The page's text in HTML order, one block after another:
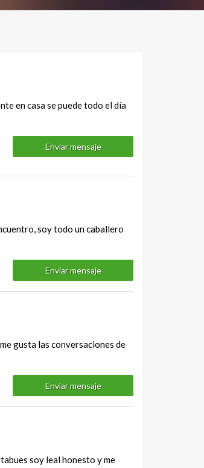
en casa se puede todo el día
Enviar mensaje
soy todo un caballero
Enviar mensaje
gusta las conversaciones de
Enviar mensaje
soy leal honesto y me